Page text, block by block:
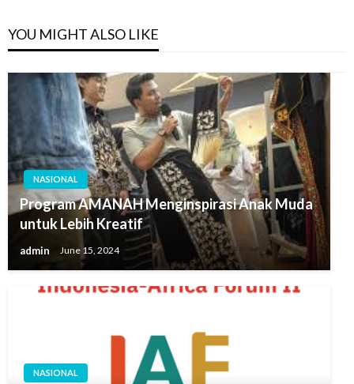
YOU MIGHT ALSO LIKE
NASIONAL
Program AMANAH Menginspirasi Anak Muda
untuk Lebih Kreatif
admin June 15, 2024
NASIONAL